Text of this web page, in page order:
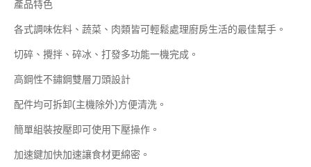
產品特色
各式調味佐料、蔬菜、肉類皆可輕鬆處理廚房生活的最佳幫手。
切碎、攪拌、碎冰、打發多功能一機完成。
高鋼性不鏽鋼雙層刀頭設計
配件均可拆卸(主機除外)方便清洗。
簡單組裝按壓即可使用下壓操作。
加速鍵加快加速讓食材更綿密。